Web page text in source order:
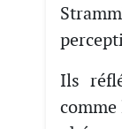
Ils